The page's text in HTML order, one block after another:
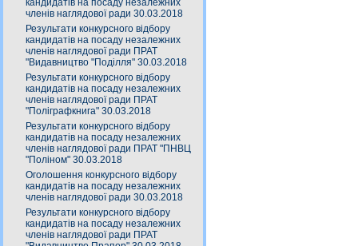
кандидатів на посаду незалежних
членів наглядової ради 30.03.2018
Результати конкурсного відбору
кандидатів на посаду незалежних
членів наглядової ради ПРАТ
"Видавництво "Поділля" 30.03.2018
Результати конкурсного відбору
кандидатів на посаду незалежних
членів наглядової ради ПРАТ
"Поліграфкнига" 30.03.2018
Результати конкурсного відбору
кандидатів на посаду незалежних
членів наглядової ради ПРАТ "ПНВЦ
"Поліном" 30.03.2018
Оголошення конкурсного відбору
кандидатів на посаду незалежних
членів наглядової ради 30.03.2018
Результати конкурсного відбору
кандидатів на посаду незалежних
членів наглядової ради ПРАТ